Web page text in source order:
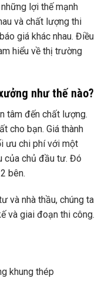
lợi thế mạnh
và chất lượng thi
giá khác nhau. Điều
hiểu về thị trường
như thế nào?
tâm đến chất lượng.
cho bạn. Giá thành
ưu chi phí với một
của chủ đầu tư. Đó
bên.
và nhà thầu, chúng ta
và giai đoạn thi công.
khung thép